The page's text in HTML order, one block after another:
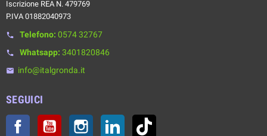
Iscrizione REA N. 479769
P.IVA 01882040973
phone Telefono: 0574 32767
phone Whatsapp: 3401820846
email info@italgronda.it
SEGUICI
Facebook YouTube Instagram LinkedIn